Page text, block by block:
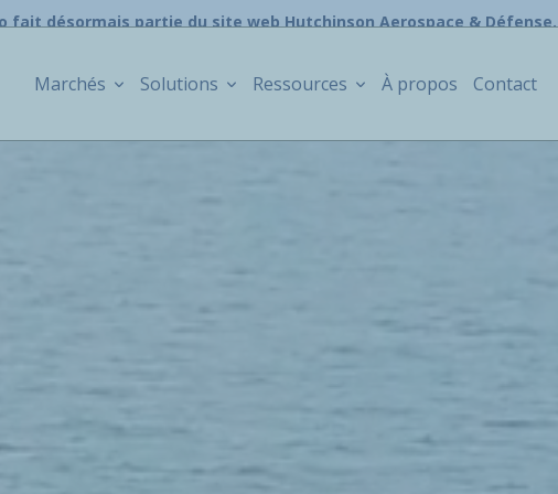
fait désormais partie du site web Hutchinson Aerospace & Défense.
Marchés Solutions Ressources À propos Contact